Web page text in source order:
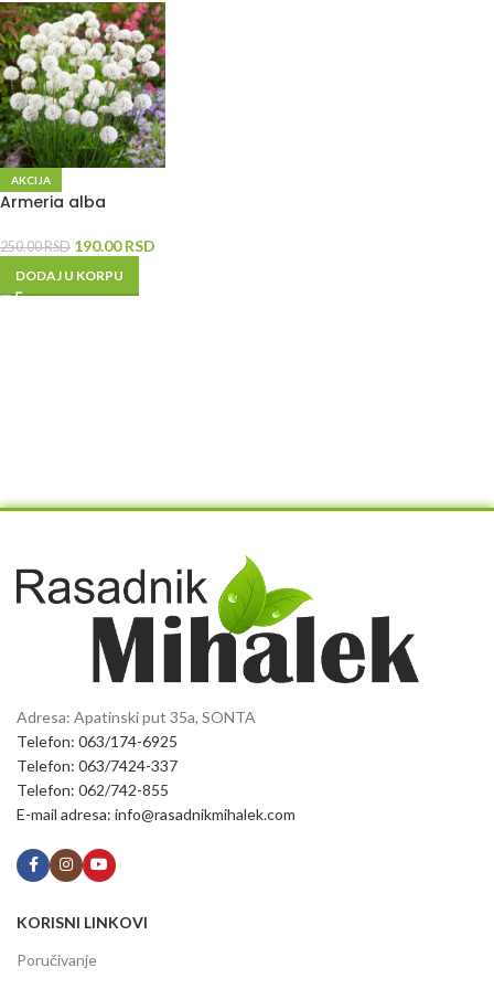
AKCIJA
Armeria alba
250.00RSD 190.00RSD
DODAJ U KORPU
Adresa: Apatinski put 35a, SONTA
Telefon: 063/174-6925
Telefon: 063/7424-337
Telefon: 062/742-855
E-mail adresa: info@rasadnikmihalek.com
KORISNI LINKOVI
Poručivanje